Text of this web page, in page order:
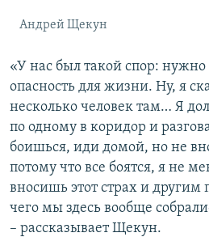
Андрей Щекун
«У нас был такой спор:
опасность для жизни. Ну, я
несколько человек там… Я
по одному в коридор и
боишься, иди домой, но не
потому что все боятся, я не
вносишь этот страх и другим
чего мы здесь вообще
– рассказывает Щекун.